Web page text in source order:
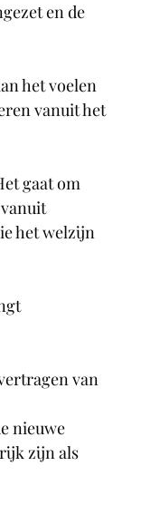
en de
het voelen
vanuit het
gaat om
het welzijn
van
nieuwe
zijn als